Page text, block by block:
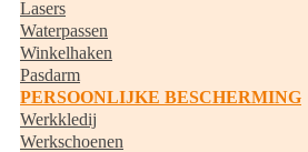
Lasers
Waterpassen
Winkelhaken
Pasdarm
PERSOONLIJKE BESCHERMING
Werkkledij
Werkschoenen